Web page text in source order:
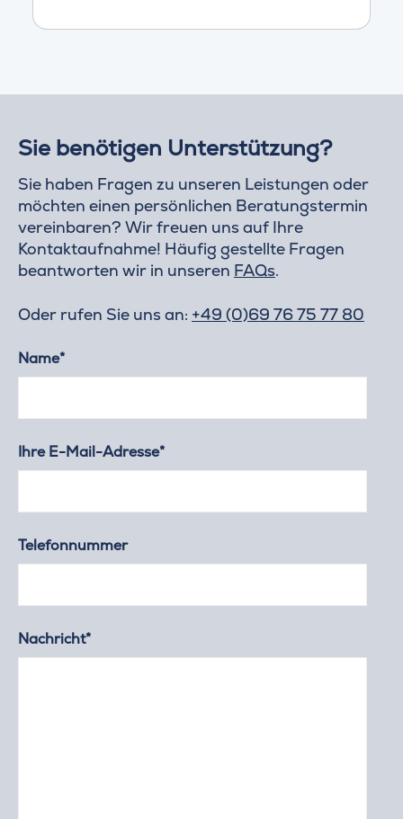
Sie benötigen Unterstützung?
Sie haben Fragen zu unseren Leistungen oder
möchten einen persönlichen Beratungstermin
vereinbaren? Wir freuen uns auf Ihre
Kontaktaufnahme! Häufig gestellte Fragen
beantworten wir in unseren FAQs.
Oder rufen Sie uns an: +49 (0)69 76 75 77 80
Name*
Ihre E-Mail-Adresse*
Telefonnummer
Nachricht*